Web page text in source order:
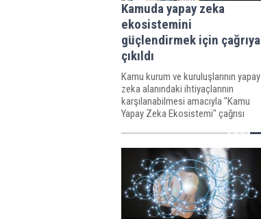
Kamuda yapay zeka
ekosistemini
güçlendirmek için çağrıya
çıkıldı
Kamu kurum ve kuruluşlarının yapay
zeka alanındaki ihtiyaçlarının
karşılanabilmesi amacıyla "Kamu
Yapay Zeka Ekosistemi" çağrısı